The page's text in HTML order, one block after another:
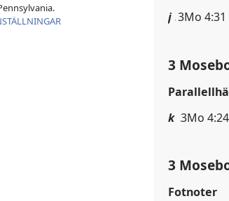
j 3Mo 4:31
3
k 3Mo
3
Fotnoter